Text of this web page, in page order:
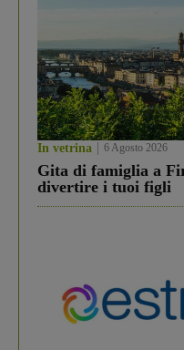
In vetrina 6 Agosto 2026
Gita di famiglia a
divertire i tuoi figli